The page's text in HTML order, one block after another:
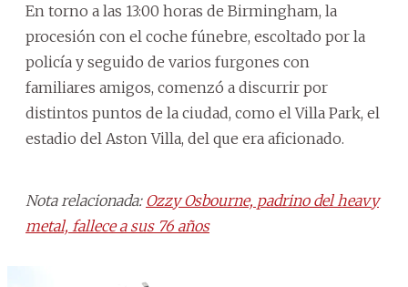
En torno a las 13:00 horas de Birmingham, la
procesión con el coche fúnebre, escoltado por la
policía y seguido de varios furgones con
familiares amigos, comenzó a discurrir por
distintos puntos de la ciudad, como el Villa Park, el
estadio del Aston Villa, del que era aficionado.
Nota relacionada: Ozzy Osbourne, padrino del heavy
metal, fallece a sus 76 años